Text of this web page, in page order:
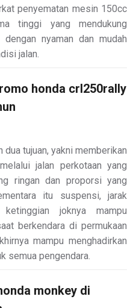
penyematan mesin 150cc
tinggi yang mendukung
nyaman dan mudah
jalan.
honda crl250rally
tujuan, yakni memberikan
jalan perkotaan yang
ringan dan proporsi yang
itu suspensi, jarak
joknya mampu
berkendara di permukaan
mampu menghadirkan
semua pengendara.
monkey di